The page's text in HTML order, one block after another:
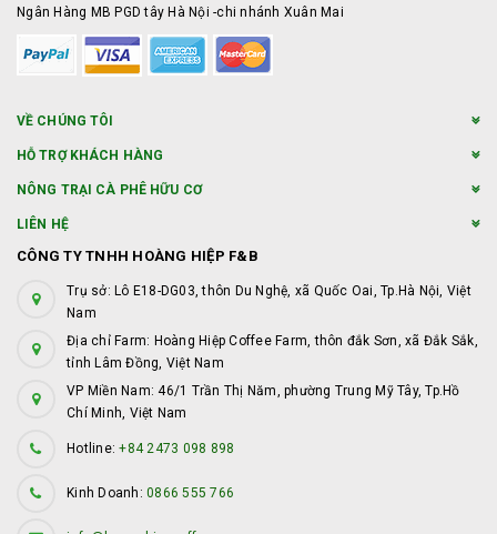
Ngân Hàng MB PGD tây Hà Nội -chi nhánh Xuân Mai
VỀ CHÚNG TÔI
HỖ TRỢ KHÁCH HÀNG
NÔNG TRẠI CÀ PHÊ HỮU CƠ
LIÊN HỆ
CÔNG TY TNHH HOÀNG HIỆP F&B
Trụ sở: Lô E18-DG03, thôn Du Nghệ, xã Quốc Oai, Tp.Hà Nội, Việt
Nam
Địa chỉ Farm: Hoàng Hiệp Coffee Farm, thôn đắk Sơn, xã Đắk Sắk,
tỉnh Lâm Đồng, Việt Nam
VP Miền Nam: 46/1 Trần Thị Năm, phường Trung Mỹ Tây, Tp.Hồ
Chí Minh, Việt Nam
Hotline:+84 2473 098 898
Kinh Doanh: 0866 555 766